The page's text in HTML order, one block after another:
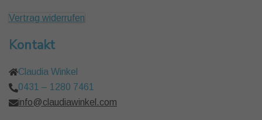
Vertrag widerrufen
Kontakt
Claudia Winkel
0431 – 1280 7461
info@claudiawinkel.com